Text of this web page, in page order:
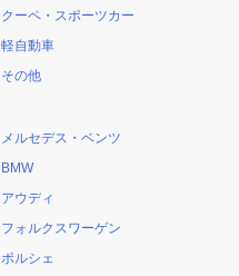
クーペ・スポーツカー
軽自動車
その他
メルセデス・ベンツ
BMW
アウディ
フォルクスワーゲン
ポルシェ